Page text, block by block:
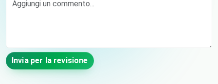
Invia per la revisione